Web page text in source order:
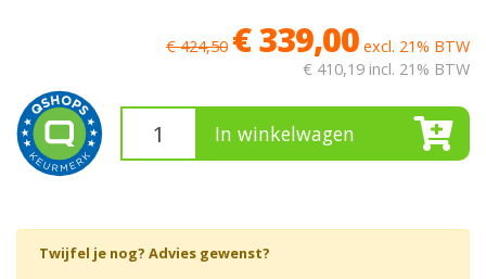
€ 424,50 € 339,00 excl. 21% BTW
€ 410,19 incl. 21% BTW
In winkelwagen
Twijfel je nog? Advies gewenst?